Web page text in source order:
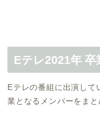
Eテレ2021年 卒
Eテレの番組に出演し
業となるメンバーをまと